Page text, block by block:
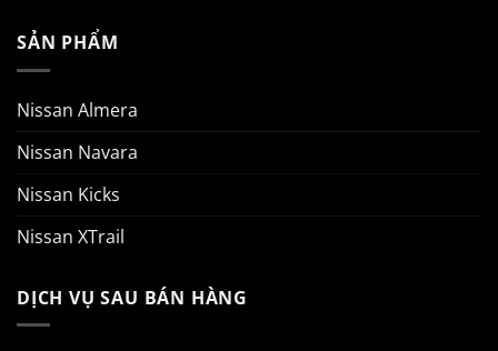
SẢN PHẨM
Nissan Almera
Nissan Navara
Nissan Kicks
Nissan XTrail
DỊCH VỤ SAU BÁN HÀNG